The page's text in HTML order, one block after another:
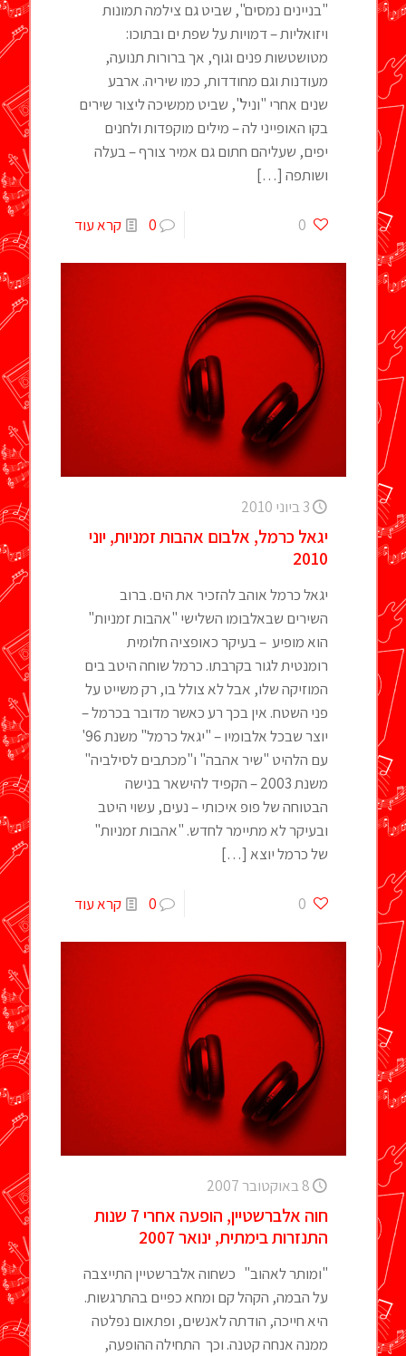
"בניינים נמסים", שביט גם צילמה תמונות
ויזואליות – דמויות על שפת ים ובתוכו:
מטושטשות פנים וגוף, אך ברורות תנועה,
מעודנות וגם מחודדות, כמו שיריה. ארבע
שנים אחרי "וניל", שביט ממשיכה ליצור שירים
בקו האופייני לה – מילים מוקפדות ולחנים
יפים, שעליהם חתום גם אמיר צורף – בעלה
ושותפה […]
0
0 קרא עוד
3 ביוני 2010
יגאל כרמל, אלבום אהבות זמניות, יוני
2010
יגאל כרמל אוהב להזכיר את הים. ברוב
השירים שבאלבומו השלישי "אהבות זמניות"
הוא מופיע – בעיקר כאופציה חלומית
רומנטית לגור בקרבתו. כרמל שוחה היטב בים
המוזיקה שלו, אבל לא צולל בו, רק משייט על
פני השטח. אין בכך רע כאשר מדובר בכרמל –
יוצר שבכל אלבומיו – "יגאל כרמל" משנת 96'
עם הלהיט "שיר אהבה" ו"מכתבים לסילביה"
משנת 2003 – הקפיד להישאר בנישה
הבטוחה של פופ איכותי – נעים, עשוי היטב
ובעיקר לא מתיימר לחדש. "אהבות זמניות"
של כרמל יוצא […]
0
0 קרא עוד
8 באוקטובר 2007
חוה אלברשטיין, הופעה אחרי 7 שנות
התנזרות בימתית, ינואר 2007
"ומותר לאהוב" כשחוה אלברשטיין התייצבה
על הבמה, הקהל קם ומחא כפיים בהתרגשות.
היא חייכה, הודתה לאנשים, ופתאום נפלטה
ממנה אנחה קטנה. וכך התחילה ההופעה,